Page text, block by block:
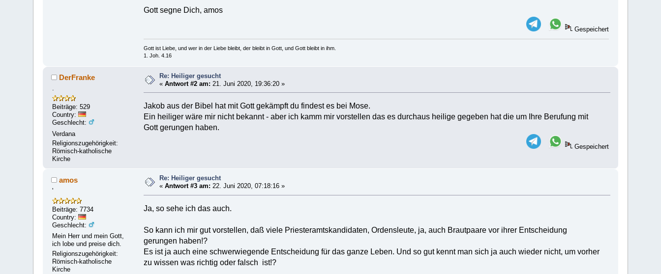
Gott segne Dich, amos
Gespeichert
Gott ist Liebe, und wer in der Liebe bleibt, der bleibt in Gott, und Gott bleibt in ihm.
1. Joh. 4.16
DerFranke
Beiträge: 529
Country:
Geschlecht:
Verdana
Religionszugehörigkeit:
Römisch-katholische
Kirche
Re: Heiliger gesucht
«Antwort #2 am: 21. Juni 2020, 19:36:20 »
Jakob aus der Bibel hat mit Gott gekämpft du findest es bei Mose.
Ein heiliger wäre mir nicht bekannt - aber ich kamm mir vorstellen das es durchaus heilige gegeben hat die um Ihre Berufung mit
Gott gerungen haben.
Gespeichert
amos
'
Beiträge: 7734
Country:
Geschlecht:
Mein Herr und mein Gott,
ich lobe und preise dich.
Religionszugehörigkeit:
Römisch-katholische
Kirche
Re: Heiliger gesucht
«Antwort #3 am: 22. Juni 2020, 07:18:16 »
Ja, so sehe ich das auch.
So kann ich mir gut vorstellen, daß viele Priesteramtskandidaten, Ordensleute, ja, auch Brautpaare vor ihrer Entscheidung
gerungen haben!?
Es ist ja auch eine schwerwiegende Entscheidung für das ganze Leben. Und so gut kennt man sich ja auch wieder nicht, um vorher
zu wissen was richtig oder falsch ist!?